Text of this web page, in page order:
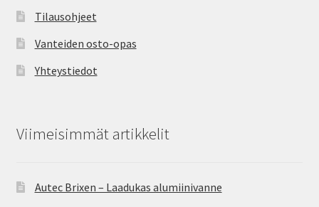
Tilausohjeet
Vanteiden osto-opas
Yhteystiedot
Viimeisimmät artikkelit
Autec Brixen – Laadukas alumiinivanne